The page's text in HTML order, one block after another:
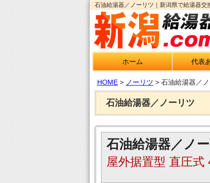
石油給湯器／ノーリツ｜新潟県で給湯器
ホーム 代表
HOME > ノーリツ > 石油給湯器／
石油給湯器／ノーリツ
石油給湯器／ノ
屋外据置型 直圧式